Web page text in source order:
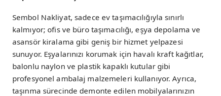
Sembol Nakliyat, sadece ev taşımacılığıyla sınırlı
kalmıyor; ofis ve büro taşımacılığı, eşya depolama ve
asansör kiralama gibi geniş bir hizmet yelpazesi
sunuyor. Eşyalarınızı korumak için havalı kraft kağıtlar,
balonlu naylon ve plastik kapaklı kutular gibi
profesyonel ambalaj malzemeleri kullanıyor. Ayrıca,
taşınma sürecinde demonte edilen mobilyalarınızın